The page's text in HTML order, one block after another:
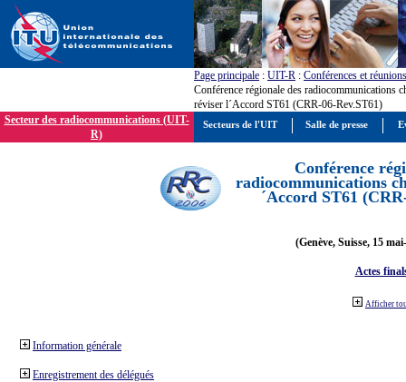
Page principale : UIT-R : Conférences et réunions
Conférence régionale des radiocommunications
réviser l´Accord ST61 (CRR-06-Rev.ST61)
Secteur des radiocommunications (UIT-
R)
Conférence
radiocommunications
´Accord ST61
(Genève, Suisse, 15
Actes
Afficher
Information générale
Enregistrement des délégués
Secteurs de l'UIT Salle de presse